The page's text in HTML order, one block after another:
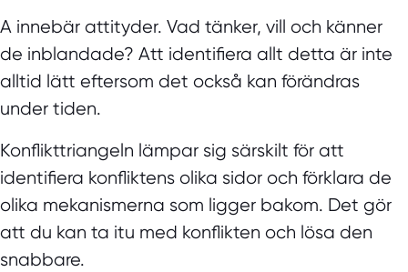
A innebär attityder. Vad tänker, vill och känner
de inblandade? Att identifiera allt detta är inte
alltid lätt eftersom det också kan förändras
under tiden.
Konflikttriangeln lämpar sig särskilt för att
identifiera konfliktens olika sidor och förklara de
olika mekanismerna som ligger bakom. Det gör
att du kan ta itu med konflikten och lösa den
snabbare.